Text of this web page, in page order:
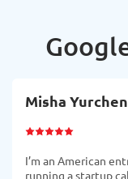
Misha
I’m an American
running a startup